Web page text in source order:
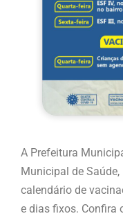
A Prefeitura
Municipal de
calendário de
e dias fixos. Confira